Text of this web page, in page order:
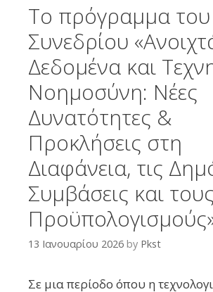
Το πρόγραμμα του
Συνεδρίου
Δεδομένα και
Νοημοσύνη: Νέες
Δυνατότητες &
Προκλήσεις στη
Διαφάνεια, τις
Συμβάσεις και τους
13 Ιανουαρίου 2026 by Pkst
Σε μια περίοδο όπου η